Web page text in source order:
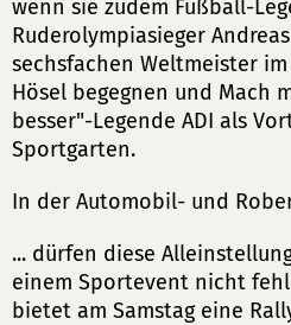
wenn sie zudem Fußball-
Ruderolympiasieger
sechsfachen Weltmeister
Hösel begegnen und Mach
besser"-Legende ADI als
Sportgarten.
In der Automobil- und
... dürfen diese
einem Sportevent nicht
bietet am Samstag eine